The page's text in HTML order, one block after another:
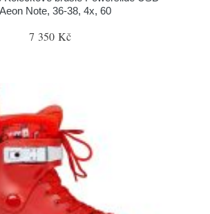
Aeon Note, 36-38, 4x, 60
7 350 Kč